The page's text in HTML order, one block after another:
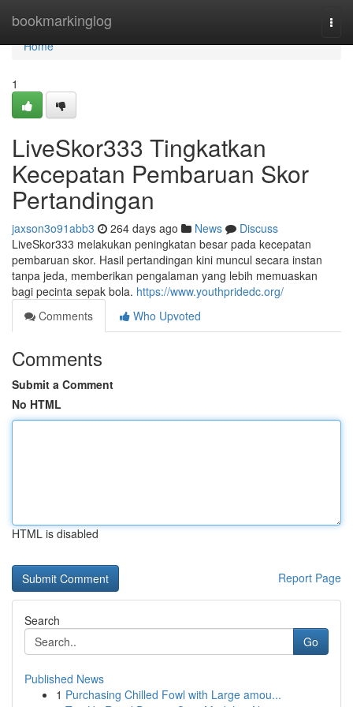
bookmarkinglog
Home
Home
1
LiveSkor333 Tingkatkan
Kecepatan Pembaruan Skor
Pertandingan
jaxson3o91abb3 264 days ago News
Discuss
LiveSkor333 melakukan peningkatan besar pada kecepatan
pembaruan skor. Hasil pertandingan kini muncul secara instan
tanpa jeda, memberikan pengalaman yang lebih memuaskan
bagi pecinta sepak bola. https://www.youthpridedc.org/
Comments
Who Upvoted
Comments
Submit a Comment
No HTML
HTML is disabled
Report Page
Search
Go
Published News
1 Purchasing Chilled Fowl with Large amou...